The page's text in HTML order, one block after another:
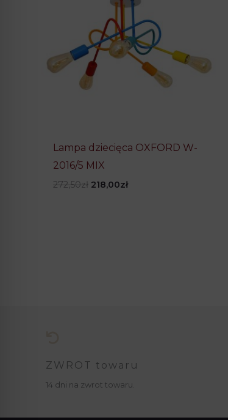
Lampa dziecięca OXFORD W-
2016/5 MIX
272,50zł Pierwotna
218,00złAktualna
ZWROT towaru
14 dni na zwrot towaru.